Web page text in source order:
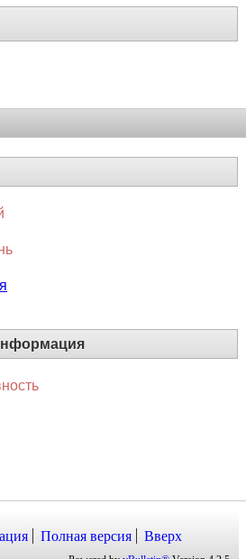
Полная версия Вверх